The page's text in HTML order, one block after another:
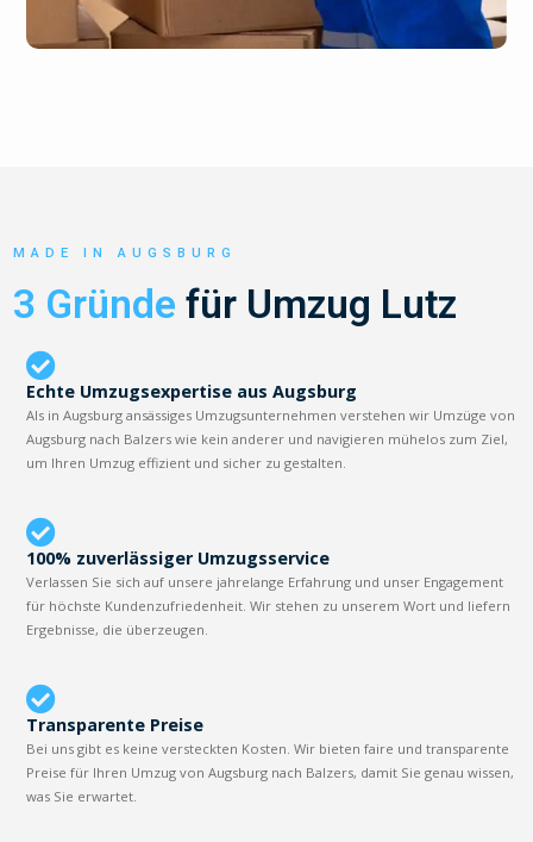
MADE IN AUGSBURG
3 Gründe für Umzug Lutz
Echte Umzugsexpertise aus Augsburg
Als in Augsburg ansässiges Umzugsunternehmen verstehen wir Umzüge von
Augsburg nach Balzers wie kein anderer und navigieren mühelos zum Ziel,
um Ihren Umzug effizient und sicher zu gestalten.
100% zuverlässiger Umzugsservice
Verlassen Sie sich auf unsere jahrelange Erfahrung und unser Engagement
für höchste Kundenzufriedenheit. Wir stehen zu unserem Wort und liefern
Ergebnisse, die überzeugen.
Transparente Preise
Bei uns gibt es keine versteckten Kosten. Wir bieten faire und transparente
Preise für Ihren Umzug von Augsburg nach Balzers, damit Sie genau wissen,
was Sie erwartet.